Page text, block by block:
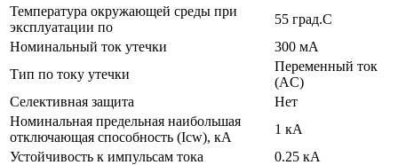
Температура окружающей cреды при
эксплуатации по
55 град.C
Номинальный ток утечки
300 мА
Тип по току утечки
Переменный ток
(AC)
Селективная защита
Нет
Номинальная предельная наибольшая
отключающая способность (Icw), кА
1 кА
Устойчивость к импульсам тока
0.25 кА